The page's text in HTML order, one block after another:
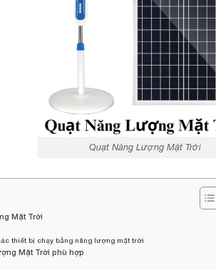
Quạt Năng Lượng Mặt Trời
Mặt Trời
thiết bị chạy bằng năng lượng mặt trời
Mặt Trời phù hợp